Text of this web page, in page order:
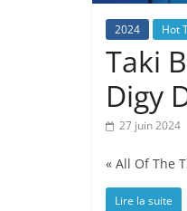
2024 Hot
Taki
Digy
27 juin 2024
« All Of The
Lire la suite